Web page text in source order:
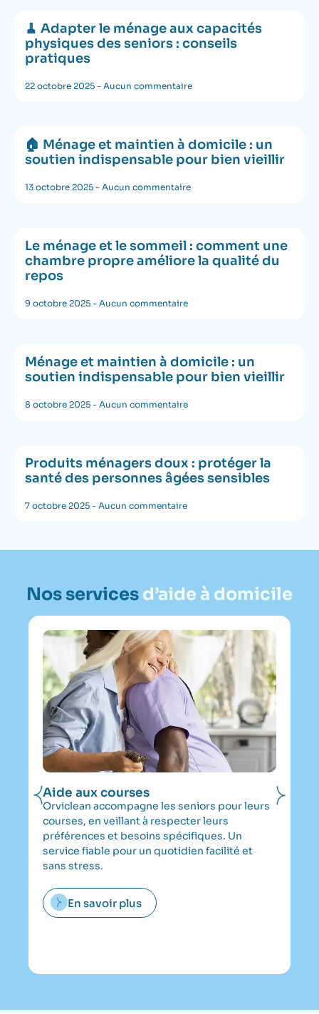
🧹 Adapter le ménage aux capacités
physiques des seniors : conseils
pratiques
22 octobre 2025 Aucun commentaire
🏠 Ménage et maintien à domicile : un
soutien indispensable pour bien vieillir
13 octobre 2025 Aucun commentaire
Le ménage et le sommeil : comment une
chambre propre améliore la qualité du
repos
9 octobre 2025 Aucun commentaire
Ménage et maintien à domicile : un
soutien indispensable pour bien vieillir
8 octobre 2025 Aucun commentaire
Produits ménagers doux : protéger la
santé des personnes âgées sensibles
7 octobre 2025 Aucun commentaire
Nos services d’aide à domicile
Aide aux courses
Orviclean accompagne les seniors pour leurs
courses, en veillant à respecter leurs
préférences et besoins spécifiques. Un
service fiable pour un quotidien facilité et
sans stress.
En savoir plus